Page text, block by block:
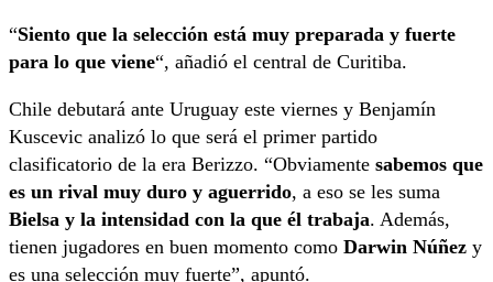
“Siento que la selección está muy preparada y fuerte
para lo que viene“, añadió el central de Curitiba.
Chile debutará ante Uruguay este viernes y Benjamín
Kuscevic analizó lo que será el primer partido
clasificatorio de la era Berizzo. “Obviamente sabemos que
es un rival muy duro y aguerrido, a eso se les suma
Bielsa y la intensidad con la que él trabaja. Además,
tienen jugadores en buen momento como Darwin Núñez y
es una selección muy fuerte”, apuntó.